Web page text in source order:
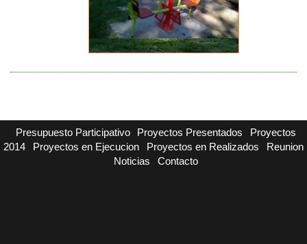
Presupuesto Participativo Proyectos Presentados
Proyectos
2014
Proyectos en Ejecucion Proyectos en Realizados
Reunion
Noticias
Contacto